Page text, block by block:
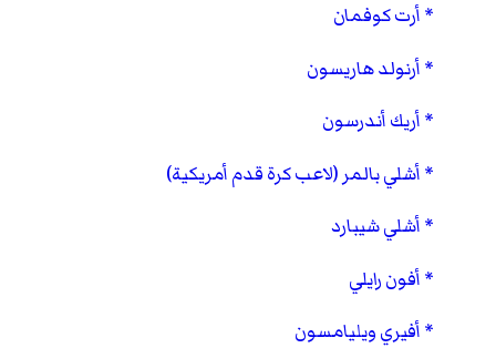
أرت كوفمان
أرنولد هاريسون
أريك أندرسون
أشلي بالمر (لاعب كرة قدم أمريكية)
أشلي شيبارد
أفون رايلي
أفيري ويليامسون